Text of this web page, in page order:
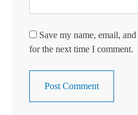
Save my name, email,
for the next time I comment.